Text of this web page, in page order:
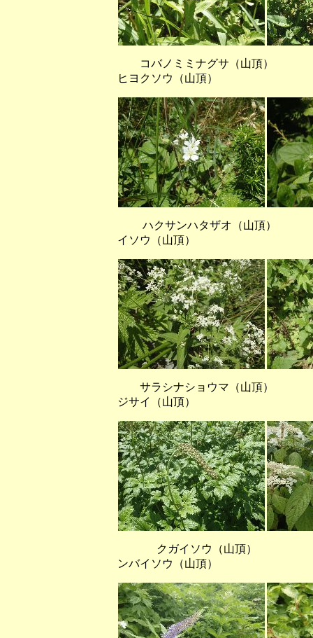
コバノミミナグサ（
ヒヨクソウ（山頂）
ハクサンハタザオ（山
イソウ（山頂）
サラシナショウマ（山
ジサイ（山頂）
クガイソウ（山
ンバイソウ（山頂）